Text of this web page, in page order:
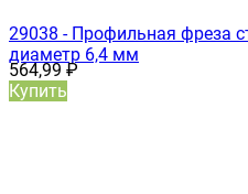
29038 - Профильная фреза
диаметр 6,4 мм
564,99₽
Купить